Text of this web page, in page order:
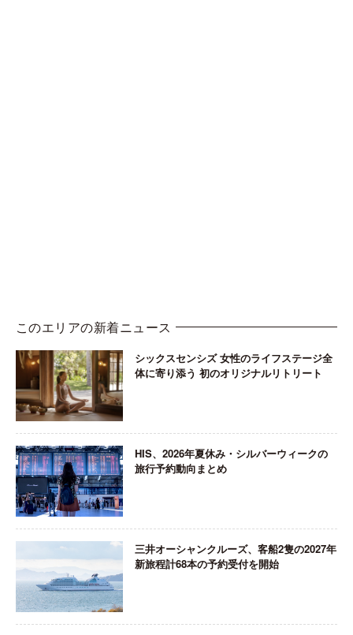
このエリアの新着ニュース
シックスセンシズ 女性のライフステージ全
体に寄り添う 初のオリジナルリトリート
HIS、2026年夏休み・シルバーウィークの
旅行予約動向まとめ
三井オーシャンクルーズ、客船2隻の2027年
新旅程計68本の予約受付を開始